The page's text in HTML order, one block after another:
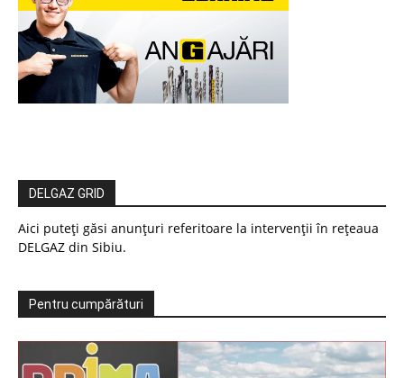
DELGAZ GRID
Aici puteți găsi anunțuri referitoare la intervenții în rețeaua
DELGAZ din Sibiu.
Pentru cumpărături